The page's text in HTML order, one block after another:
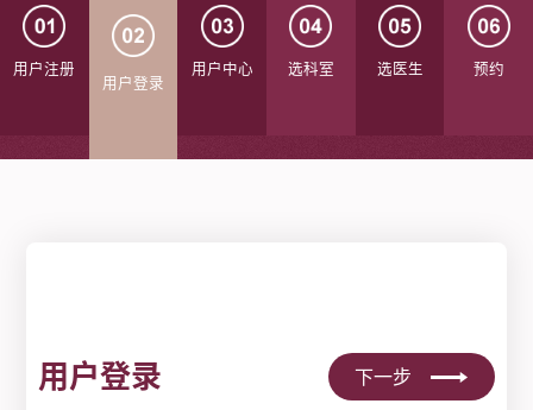
用户注册
用户登录
用户中心 选科室 选医生 预约
用户登录 下一步